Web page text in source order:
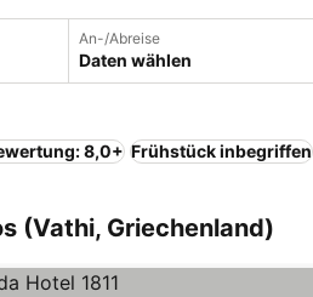
An-/Abreise
Daten wählen
8,0+ Frühstück inbegriffen
(Vathi, Griechenland)